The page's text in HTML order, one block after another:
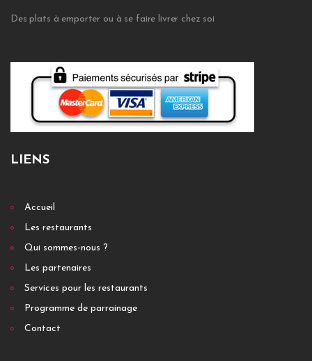
Des plats à emporter ou à se faire livrer chez soi
LIENS
Accueil
Les restaurants
Qui sommes-nous ?
Les partenaires
Services pour les restaurants
Programme de parrainage
Contact